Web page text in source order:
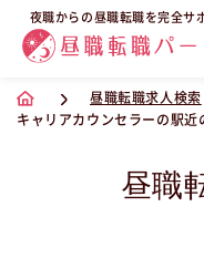
夜職からの昼職転職を完全サ
昼職転職求人検索
キャリアカウンセラーの駅近
昼職